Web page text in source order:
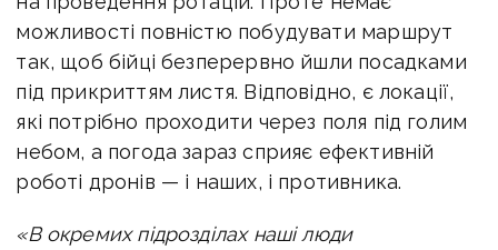
можливості повністю побудувати маршрут
так, щоб бійці безперервно йшли посадками
під прикриттям листя. Відповідно, є локації,
які потрібно проходити через поля під голим
небом, а погода зараз сприяє ефективній
роботі дронів — і наших, і противника.
«В окремих підрозділах наші люди